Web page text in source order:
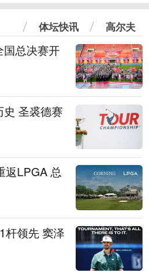
体坛快讯 高尔夫
国总决赛开
圣裘德赛
返LPGA 总
杆领先 窦泽